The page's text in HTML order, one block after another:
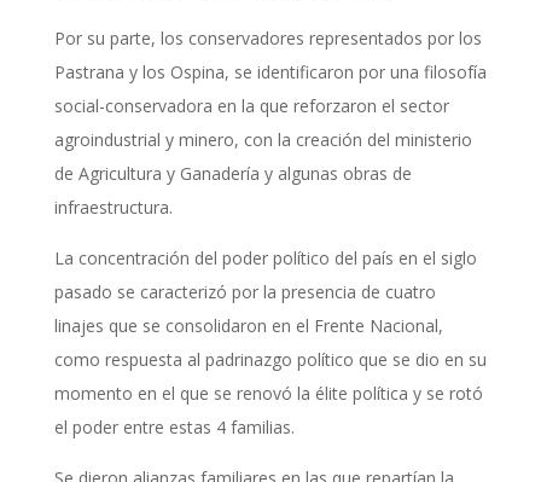
Por su parte, los conservadores representados por los
Pastrana y los Ospina, se identificaron por una filosofía
social-conservadora en la que reforzaron el sector
agroindustrial y minero, con la creación del ministerio
de Agricultura y Ganadería y algunas obras de
infraestructura.
La concentración del poder político del país en el siglo
pasado se caracterizó por la presencia de cuatro
linajes que se consolidaron en el Frente Nacional,
como respuesta al padrinazgo político que se dio en su
momento en el que se renovó la élite política y se rotó
el poder entre estas 4 familias.